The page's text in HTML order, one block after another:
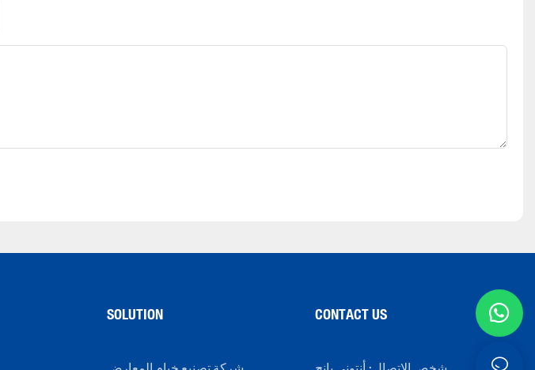
SOLUTION CONTACT US